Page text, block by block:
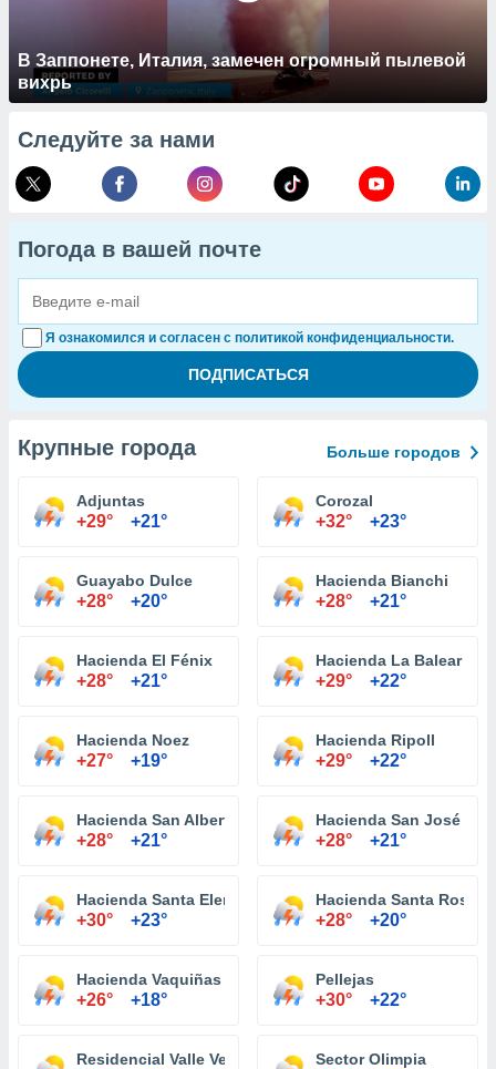
В Заппонете, Италия, замечен огромный пылевой
вихрь
Следуйте за нами
Погода в вашей почте
Я ознакомился и согласен с политикой конфиденциальности.
Крупные города Больше городов
Adjuntas
+29° +21°
Corozal
+32° +23°
Guayabo Dulce
+28° +20°
Hacienda Bianchi
+28° +21°
Hacienda El Fénix
+28° +21°
Hacienda La Balear
+29° +22°
Hacienda Noez
+27° +19°
Hacienda Ripoll
+29° +22°
Hacienda San Alberto
+28° +21°
Hacienda San José
+28° +21°
Hacienda Santa Elena
+30° +23°
Hacienda Santa Rosa
+28° +20°
Hacienda Vaquiñas
+26° +18°
Pellejas
+30° +22°
Residencial Valle Verde Sector Olimpia